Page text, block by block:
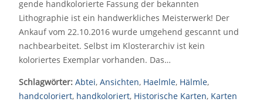
gende handkolorierte Fassung der bekannten
Lithographie ist ein handwerkliches Meisterwerk! Der
Ankauf vom 22.10.2016 wurde umgehend gescannt und
nachbearbeitet. Selbst im Klosterarchiv ist kein
koloriertes Exemplar vorhanden. Das…
Schlagwörter: Abtei, Ansichten, Haelmle, Hälmle,
handcoloriert, handkoloriert, Historische Karten, Karten